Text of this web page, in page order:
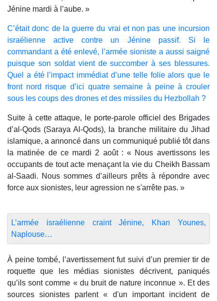
Jénine mardi à l’aube. »
C’était donc de la guerre du vrai et non pas une incursion
israélienne active contre un Jénine passif. Si le
commandant a été enlevé, l’armée sioniste a aussi saigné
puisque son soldat vient de succomber à ses blessures.
Quel a été l’impact immédiat d’une telle folie alors que le
front nord risque d’ici quatre semaine à peine à crouler
sous les coups des drones et des missiles du Hezbollah ?
Suite à cette attaque, le porte-parole officiel des Brigades
d’al-Qods (Saraya Al-Qods), la branche militaire du Jihad
islamique, a annoncé dans un communiqué publié tôt dans
la matinée de ce mardi 2 août : « Nous avertissons les
occupants de tout acte menaçant la vie du Cheikh Bassam
al-Saadi. Nous sommes d’ailleurs prêts à répondre avec
force aux sionistes, leur agression ne s'arrête pas. »
L’armée israélienne craint Jénine, Khan Younes,
Naplouse…
À peine tombé, l’avertissement fut suivi d’un premier tir de
roquette que les médias sionistes décrivent, paniqués
qu’ils sont comme « du bruit de nature inconnue ». Et des
sources sionistes parlent « d'un important incident de